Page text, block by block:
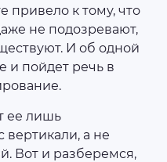
привело к тому, что
не подозревают,
И об одной
и пойдет речь в
ее лишь
вертикали, а не
Вот и разберемся,